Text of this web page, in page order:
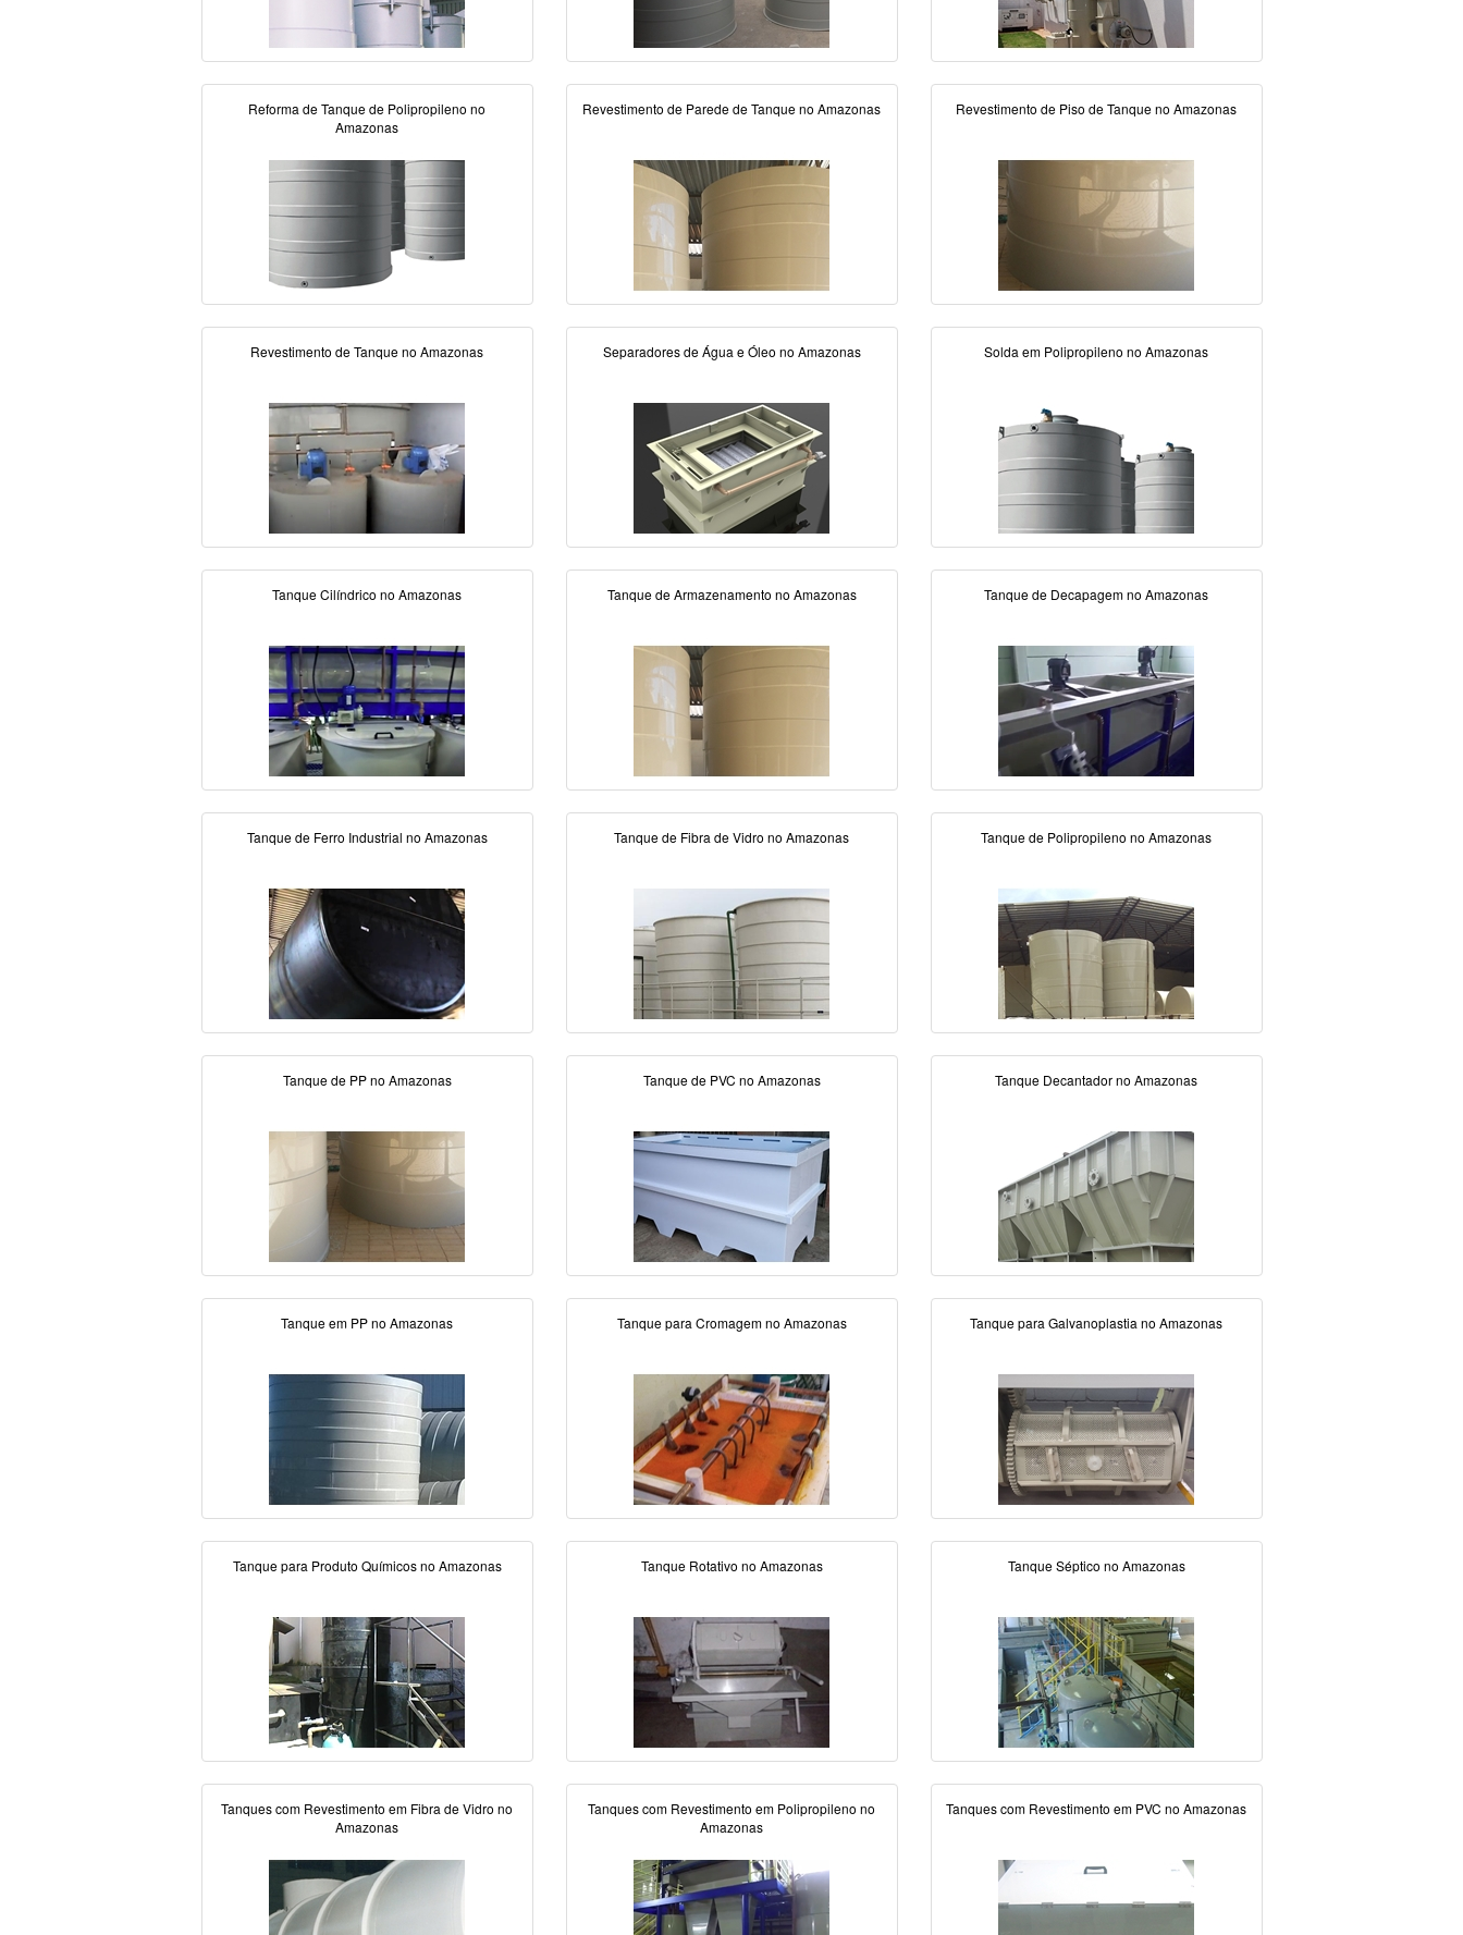
Reforma de Tanque de Polipropileno no
Amazonas
Revestimento de Parede de Tanque no Amazonas Revestimento de Piso de Tanque no Amazonas
Revestimento de Tanque no Amazonas Separadores de Água e Óleo no Amazonas Solda em Polipropileno no Amazonas
Tanque Cilíndrico no Amazonas Tanque de Armazenamento no Amazonas Tanque de Decapagem no Amazonas
Tanque de Ferro Industrial no Amazonas Tanque de Fibra de Vidro no Amazonas Tanque de Polipropileno no Amazonas
Tanque de PP no Amazonas Tanque de PVC no Amazonas Tanque Decantador no Amazonas
Tanque em PP no Amazonas Tanque para Cromagem no Amazonas Tanque para Galvanoplastia no Amazonas
Tanque para Produto Químicos no Amazonas Tanque Rotativo no Amazonas Tanque Séptico no Amazonas
Tanques com Revestimento em Fibra de Vidro no
Amazonas
Tanques com Revestimento em Polipropileno no
Amazonas
Tanques com Revestimento em PVC no Amazonas